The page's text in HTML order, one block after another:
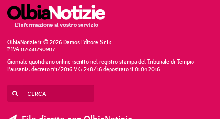
OlbiaNotizie.it © 2026 Damos Editore S.r.l.s
P.IVA 02650290907
Giornale quotidiano online iscritto nel registro stampa del Tribunale di Tempio
Pausania, decreto n°1/2016 V.G. 248/16 depositato il 01.04.2016